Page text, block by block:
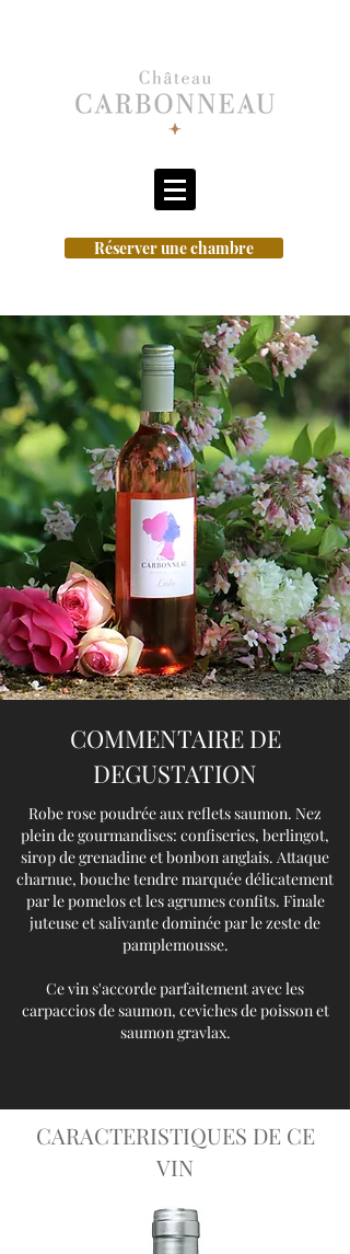
Réserver une chambre
COMMENTAIRE DE
DEGUSTATION
Robe rose poudrée aux reflets saumon. Nez
plein de gourmandises: confiseries, berlingot,
sirop de grenadine et bonbon anglais. Attaque
charnue, bouche tendre marquée délicatement
par le pomelos et les agrumes confits. Finale
juteuse et salivante dominée par le zeste de
pamplemousse.
Ce vin s'accorde parfaitement avec les
carpaccios de saumon, ceviches de poisson et
saumon gravlax.
CARACTERISTIQUES DE CE
VIN